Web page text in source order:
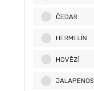
ČEDAR
HERMELÍN
HOVĚZÍ
JALAPENOS